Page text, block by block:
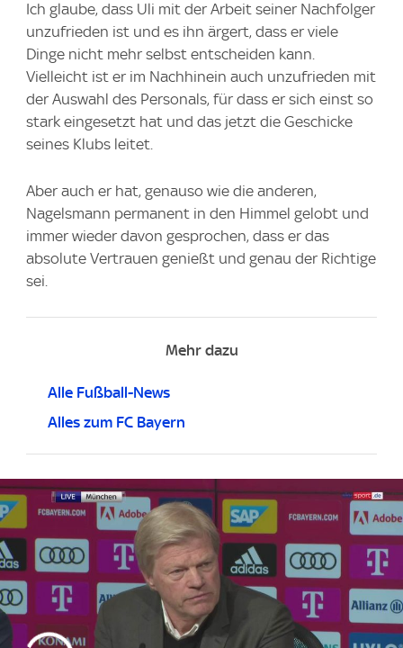
Ich glaube, dass Uli mit der Arbeit seiner Nachfolger
unzufrieden ist und es ihn ärgert, dass er viele
Dinge nicht mehr selbst entscheiden kann.
Vielleicht ist er im Nachhinein auch unzufrieden mit
der Auswahl des Personals, für dass er sich einst so
stark eingesetzt hat und das jetzt die Geschicke
seines Klubs leitet.
Aber auch er hat, genauso wie die anderen,
Nagelsmann permanent in den Himmel gelobt und
immer wieder davon gesprochen, dass er das
absolute Vertrauen genießt und genau der Richtige
sei.
Mehr dazu
Alle Fußball-News
Alles zum FC Bayern